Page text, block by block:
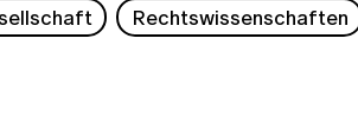
Rechtswissenschaften